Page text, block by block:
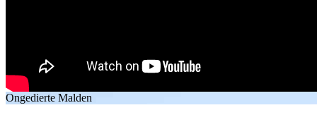
Ongedierte Malden